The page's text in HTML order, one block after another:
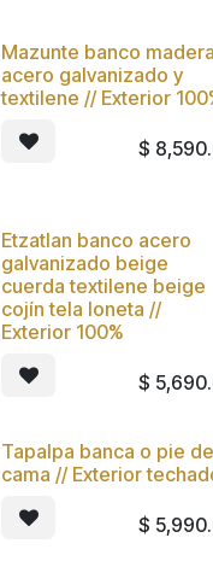
Nuevo
Mazunte banco
acero galvanizado y
textilene // Exterior
$
Nuevo
Etzatlan banco acero
galvanizado beige
cuerda textilene beige
cojín tela loneta //
Exterior 100%
$
Tapalpa banca o pie de
cama // Exterior
$